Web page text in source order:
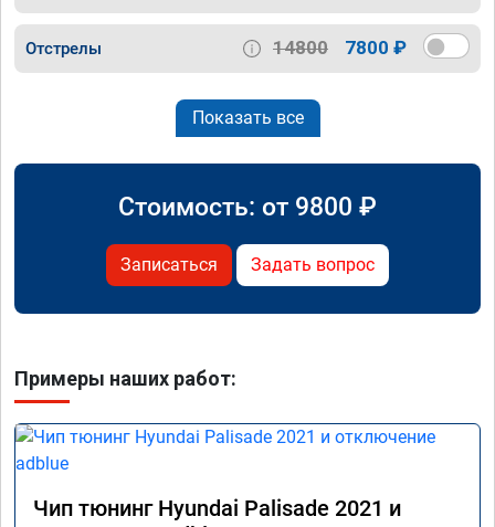
Отстрелы 14800 7800 ₽
Показать все
Стоимость: от 9800 ₽
Записаться Задать вопрос
Примеры наших работ:
Чип тюнинг Hyundai Palisade 2021 и